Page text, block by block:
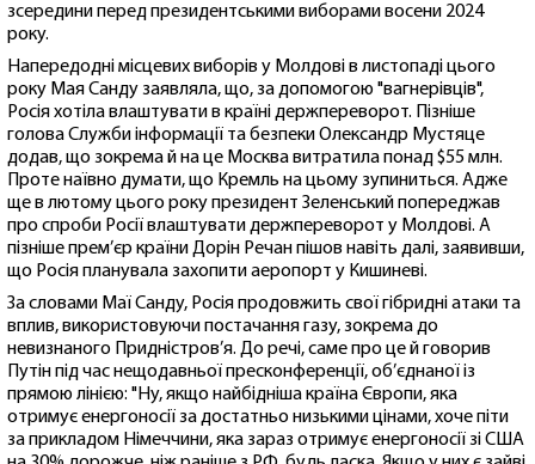
зсередини перед президентськими виборами восени 2024
року.
Напередодні місцевих виборів у Молдові в листопаді цього
року Мая Санду заявляла, що, за допомогою "вагнерівців",
Росія хотіла влаштувати в країні держпереворот. Пізніше
голова Служби інформації та безпеки Олександр Мустяце
додав, що зокрема й на це Москва витратила понад $55 млн.
Проте наївно думати, що Кремль на цьому зупиниться. Адже
ще в лютому цього року президент Зеленський попереджав
про спроби Росії влаштувати держпереворот у Молдові. А
пізніше прем’єр країни Дорін Речан пішов навіть далі, заявивши,
що Росія планувала захопити аеропорт у Кишиневі.
За словами Маї Санду, Росія продовжить свої гібридні атаки та
вплив, використовуючи постачання газу, зокрема до
невизнаного Придністров’я. До речі, саме про це й говорив
Путін під час нещодавньої пресконференції, об’єднаної із
прямою лінією: "Ну, якщо найбідніша країна Європи, яка
отримує енергоносії за достатньо низькими цінами, хоче піти
за прикладом Німеччини, яка зараз отримує енергоносії зі США